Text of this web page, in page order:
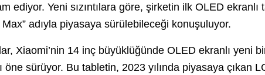
ediyor. Yeni sızıntılara göre, şirketin ilk OLED ekranlı
adıyla piyasaya sürülebileceği konuşuluyor.
Xiaomi’nin 14 inç büyüklüğünde OLED ekranlı yeni
öne sürüyor. Bu tabletin, 2023 yılında piyasaya çıkan